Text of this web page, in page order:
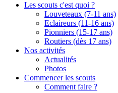
Les scouts c'est quoi ?
Louveteaux (7-11 ans)
Eclaireurs (11-16 ans)
Pionniers (15-17 ans)
Routiers (dès 17 ans)
Nos activités
Actualités
Photos
Commencer les scouts
Comment faire ?